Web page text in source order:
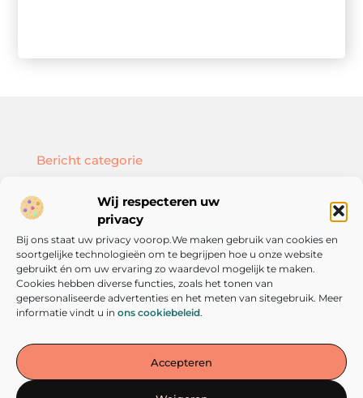
Wij respecteren uw
privacy
Bij ons staat uw privacy voorop.We maken gebruik van cookies en
soortgelijke technologieën om te begrijpen hoe u onze website
gebruikt én om uw ervaring zo waardevol mogelijk te maken.
Cookies hebben diverse functies, zoals het tonen van
gepersonaliseerde advertenties en het meten van sitegebruik. Meer
informatie vindt u in ons cookiebeleid.
Accepteren
De plek voor inspiratie en persoonlijke groei
— Laat je meenemen door verhalen, inzichten en tips die
aanzetten tot denken én doen. Verken vandaag nog de wereld van
Onze informatie
Bericht categorie